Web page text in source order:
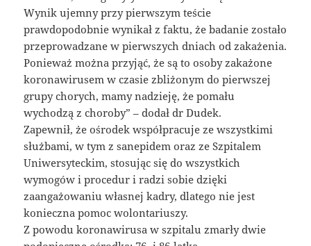
Wynik ujemny przy pierwszym teście
prawdopodobnie wynikał z faktu, że badanie zostało
przeprowadzane w pierwszych dniach od zakażenia.
Ponieważ można przyjąć, że są to osoby zakażone
koronawirusem w czasie zbliżonym do pierwszej
grupy chorych, mamy nadzieję, że pomału
wychodzą z choroby” – dodał dr Dudek.
Zapewnił, że ośrodek współpracuje ze wszystkimi
służbami, w tym z sanepidem oraz ze Szpitalem
Uniwersyteckim, stosując się do wszystkich
wymogów i procedur i radzi sobie dzięki
zaangażowaniu własnej kadry, dlatego nie jest
konieczna pomoc wolontariuszy.
Z powodu koronawirusa w szpitalu zmarły dwie